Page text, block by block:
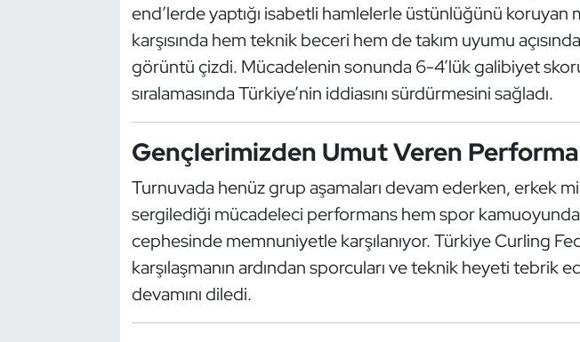
end’lerde yaptığı isabetli hamlelerle üstünlüğünü koruyan
karşısında hem teknik beceri hem de takım uyumu
görüntü çizdi. Mücadelenin sonunda 6-4’lük galibiyet
sıralamasında Türkiye’nin iddiasını sürdürmesini sağladı.
Gençlerimizden Umut Veren
Turnuvada henüz grup aşamaları devam ederken, erkek millî
sergilediği mücadeleci performans hem spor
cephesinde memnuniyetle karşılanıyor. Türkiye Curling
karşılaşmanın ardından sporcuları ve teknik heyeti tebrik
devamını diledi.
İşitme Engelli Sporcular
Judo ve Kuraş
Kano ve Rafting